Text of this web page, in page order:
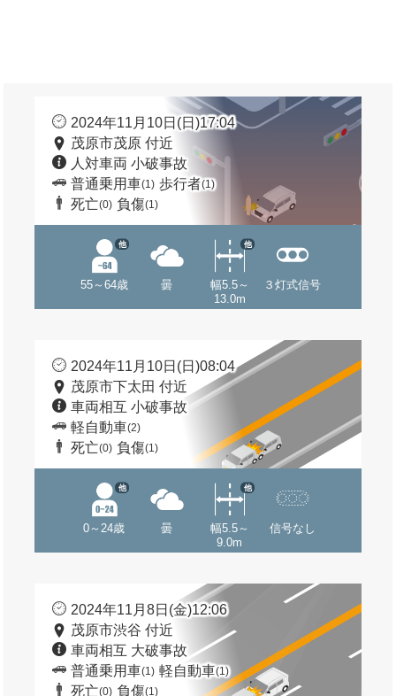
2024年11月10日(日)17:04
茂原市茂原 付近
人対車両 小破事故
普通乗用車(1) 歩行者(1)
死亡(0) 負傷(1)
55～64歳
他
曇
幅5.5～
13.0m
他
３灯式信号
2024年11月10日(日)08:04
茂原市下太田 付近
車両相互 小破事故
軽自動車(2)
死亡(0) 負傷(1)
0～24歳
他
曇
幅5.5～
9.0m
他
信号なし
2024年11月8日(金)12:06
茂原市渋谷 付近
車両相互 大破事故
普通乗用車(1) 軽自動車(1)
死亡(0) 負傷(1)